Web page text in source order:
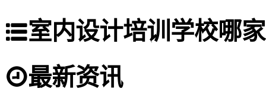
室内设计培训学校哪
最新资讯